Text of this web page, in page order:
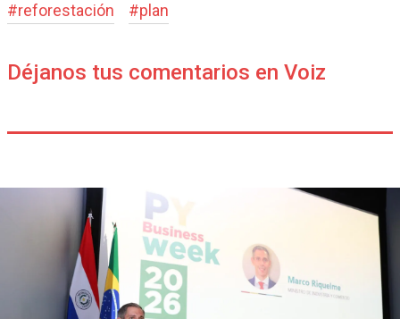
#reforestación #plan
Déjanos tus comentarios en Voiz